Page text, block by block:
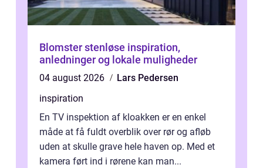
Blomster stenløse inspiration,
anledninger og lokale muligheder
04 august 2026
Lars Pedersen
inspiration
En TV inspektion af kloakken er en enkel
måde at få fuldt overblik over rør og afløb
uden at skulle grave hele haven op. Med et
kamera ført ind i rørene kan man...